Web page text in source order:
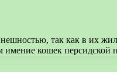
так как в их
имение кошек